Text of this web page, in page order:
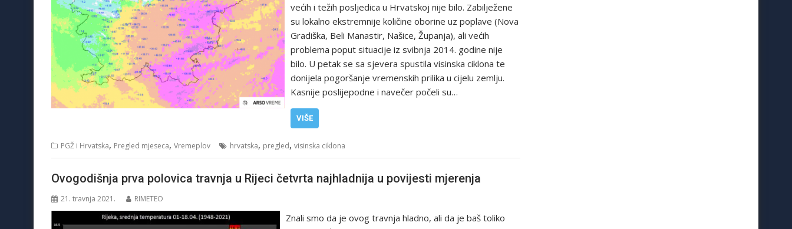
većih i težih posljedica u Hrvatskoj nije bilo. Zabilježene
su lokalno ekstremnije količine oborine uz poplave (Nova
Gradiška, Beli Manastir, Našice, Županja), ali većih
problema poput situacije iz svibnja 2014. godine nije
bilo. U petak se sa sjevera spustila visinska ciklona te
donijela pogoršanje vremenskih prilika u cijelu zemlju.
Kasnije poslijepodne i navečer počeli su…
VIŠE
PGŽ i Hrvatska, Pregled mjeseca, Vremeplov hrvatska, pregled, visinska ciklona
Ovogodišnja prva polovica travnja u Rijeci četvrta najhladnija u povijesti mjerenja
21. travnja 2021. RIMETEO
Znali smo da je ovog travnja hladno, ali da je baš toliko